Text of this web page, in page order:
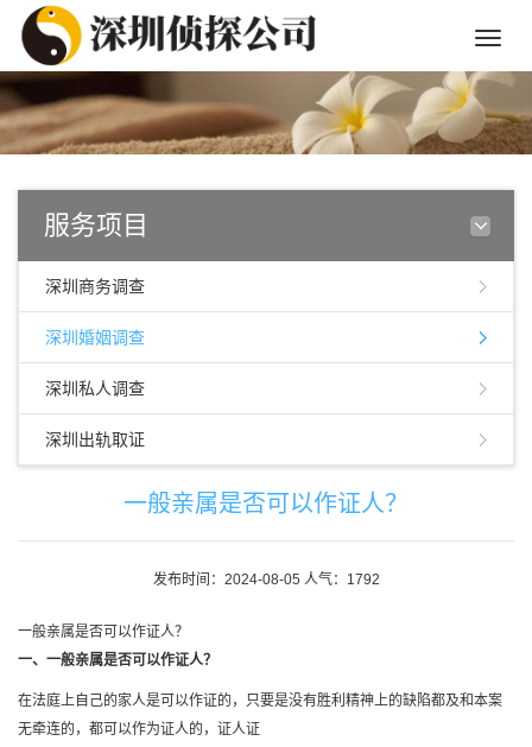
Toggle
服务项目
深圳商务调查
深圳婚姻调查
深圳私人调查
深圳出轨取证
一般亲属是否可以作证人？
发布时间：2024-08-05 人气：1792
一般亲属是否可以作证人？
一、一般亲属是否可以作证人？
在法庭上自己的家人是可以作证的，只要是没有胜利精神上的缺陷都及和本案
无牵连的，都可以作为证人的，证人证